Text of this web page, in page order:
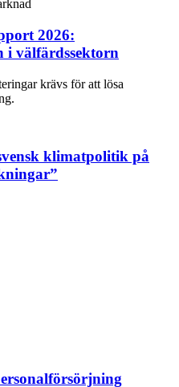
2026:
i välfärdssektorn
krävs för att lösa
klimatpolitik på